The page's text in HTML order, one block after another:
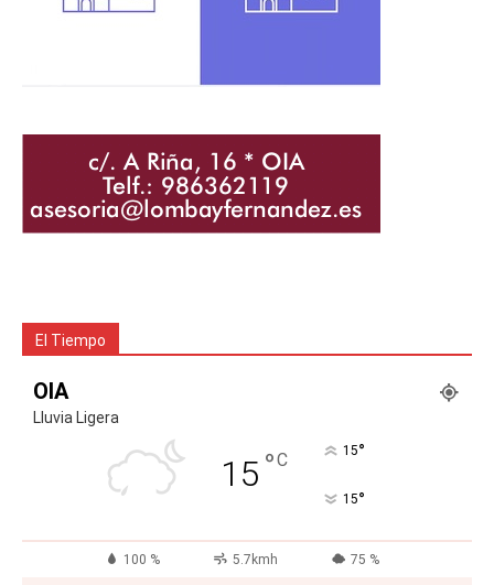
El Tiempo
OIA
Lluvia Ligera
15 °C 15°
15°
100 % 5.7kmh 75 %